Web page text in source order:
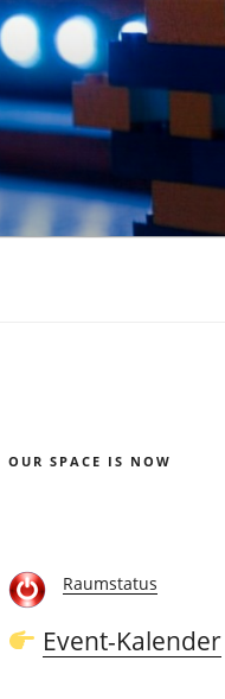
OUR SPACE IS NOW
Raumstatus
Event-Kalender